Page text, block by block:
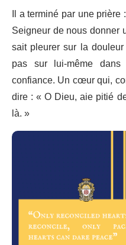
Il a terminé par une
Seigneur de nous
sait pleurer sur la
pas sur lui-même
confiance. Un cœur qui,
dire : « O Dieu, aie pitié
là. »